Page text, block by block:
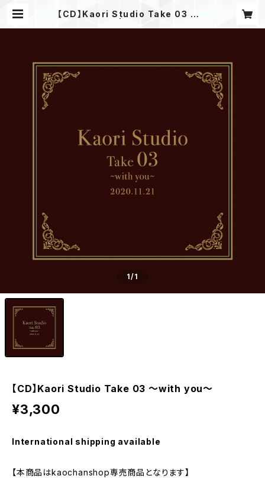
【CD】Kaori Studio Take 03 ～w
1/1
【CD】Kaori Studio Take 03 ～with you～
¥3,300
International shipping available
【本商品はkaochanshop専売商品となります】